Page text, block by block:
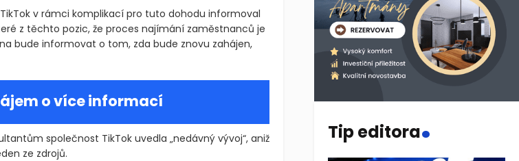
v rámci komplikací pro tuto dohodu informoval
z těchto pozic, že proces najímání zaměstnanců je
bude informovat o tom, zda bude znovu zahájen,
o více informací
společnost TikTok uvedla „nedávný vývoj“, aniž
ze zdrojů.
Tip editora.